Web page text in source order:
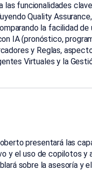
las funcionalidades
Quality Assurance
la facilidad de
IA (pronóstico,
y Reglas,
Virtuales y la
presentará las
y el uso de copilotos y
sobre la asesoría y